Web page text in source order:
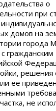
о
при
домов на
города
гражданским
решения
ее
не